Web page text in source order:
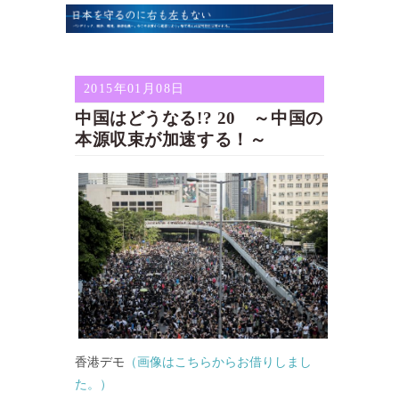
2015年01月08日
中国はどうなる!? 20 ～中国の
本源収束が加速する！～
香港デモ （画像はこちらからお借りしまし
た。）